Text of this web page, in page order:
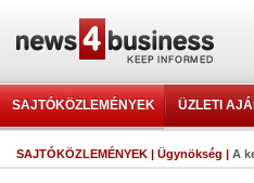
SAJTÓKÖZLEMÉNYEK ÜZLETI
SAJTÓKÖZLEMÉNYEK | Ügynökség | A